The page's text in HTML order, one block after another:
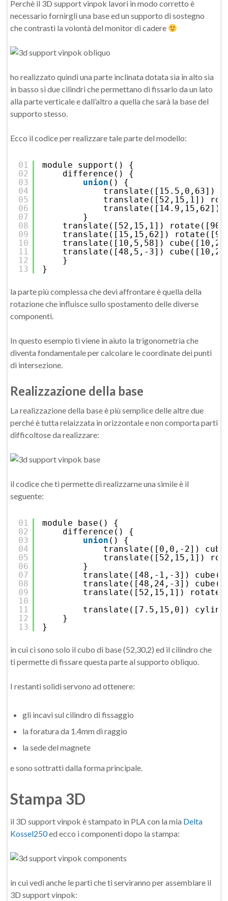
Perchè il 3D support vinpok lavori in modo corretto è
necessario fornirgli una base ed un supporto di sostegno
che contrasti la volontà del monitor di cadere
ho realizzato quindi una parte inclinata dotata sia in alto sia
in basso si due cilindri che permettano di fissarlo da un lato
alla parte verticale e dall’altro a quella che sarà la base del
supporto stesso.
Ecco il codice per realizzare tale parte del modello:
01
02
03
04
05
06
07
08
09
10
11
12
13
module support() {
difference() {
union () {
translate([15.5,0,63])
translate([52,15,1])
translate([14.9,15,62])
}
translate([52,15,1])
translate([15,15,62])
translate([10,5,58])
translate([48,5,-3])
}
}
la parte più complessa che devi affrontare è quella della
rotazione che influisce sullo spostamento delle diverse
componenti.
In questo esempio ti viene in aiuto la trigonometria che
diventa fondamentale per calcolare le coordinate dei punti
di intersezione.
Realizzazione della base
La realizzazione della base è più semplice delle altre due
perché è tutta relaizzata in orizzontale e non comporta parti
difficoltose da realizzare:
il codice che ti permette di realizzarne una simile è il
seguente:
01
02
03
04
05
06
07
08
09
10
11
12
13
module base() {
difference() {
union () {
translate([0,0,-2])
translate([52,15,1])
}
translate([48,-1,-3])
translate([48,24,-3])
translate([52,15,1])
translate([7.5,15,0])
}
}
in cui ci sono solo il cubo di base (52,30,2) ed il cilindro che
ti permette di fissare questa parte al supporto obliquo.
I restanti solidi servono ad ottenere:
gli incavi sul cilindro di fissaggio
la foratura da 1.4mm di raggio
la sede del magnete
e sono sottratti dalla forma principale.
Stampa 3D
il 3D support vinpok è stampato in PLA con la mia Delta
Kossel250ed ecco i componenti dopo la stampa:
in cui vedi anche le parti che ti serviranno per assemblare il
3D support vinpok: